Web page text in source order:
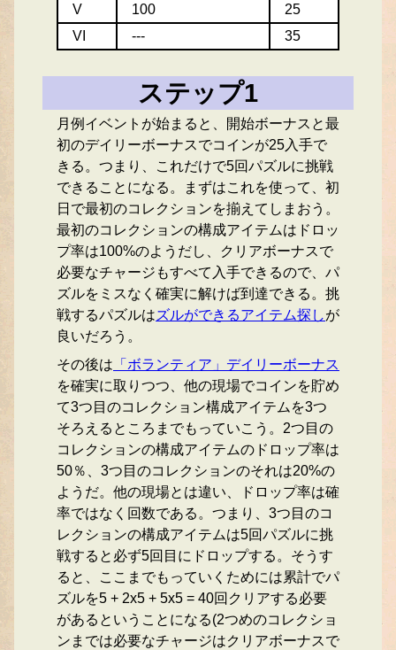
V
100
25
VI
--- 35
ステップ1
月例イベントが始まると、開始ボーナスと最
初のデイリーボーナスでコインが25入手で
きる。つまり、これだけで5回パズルに挑戦
できることになる。まずはこれを使って、初
日で最初のコレクションを揃えてしまおう。
最初のコレクションの構成アイテムはドロッ
プ率は100%のようだし、クリアボーナスで
必要なチャージもすべて入手できるので、パ
ズルをミスなく確実に解けば到達できる。挑
戦するパズルはズルができるアイテム探しが
良いだろう。
その後は 「ボランティア」デイリーボーナス
を確実に取りつつ、他の現場でコインを貯め
て3つ目のコレクション構成アイテムを3つ
そろえるところまでもっていこう。2つ目の
コレクションの構成アイテムのドロップ率は
50％、3つ目のコレクションのそれは20%の
ようだ。他の現場とは違い、ドロップ率は確
率ではなく回数である。つまり、3つ目のコ
レクションの構成アイテムは5回パズルに挑
戦すると必ず5回目にドロップする。そうす
ると、ここまでもっていくためには累計でパ
ズルを5 + 2x5 + 5x5 = 40回クリアする必要
があるということになる(2つめのコレクショ
ンまでは必要なチャージはクリアボーナスで